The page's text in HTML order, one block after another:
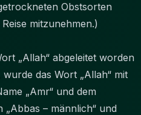
Obstsorten
mitzunehmen.)
„Allah“ abgeleitet worden
das Wort „Allah“ mit
„Amr“ und dem
– männlich“ und